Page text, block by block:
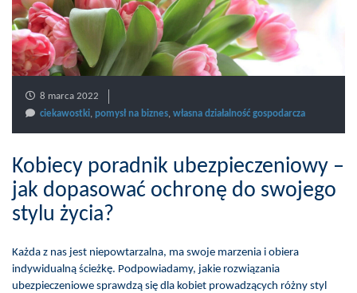
8 marca 2022
ciekawostki, pomysł na biznes, własna działalność gospodarcza
Kobiecy poradnik ubezpieczeniowy –
jak dopasować ochronę do swojego
stylu życia?
Każda z nas jest niepowtarzalna, ma swoje marzenia i obiera
indywidualną ścieżkę. Podpowiadamy, jakie rozwiązania
ubezpieczeniowe sprawdzą się dla kobiet prowadzących różny styl